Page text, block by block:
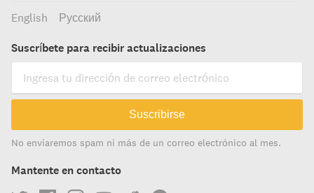
English Русский
Suscríbete para recibir actualizaciones
Suscribirse
No enviaremos spam ni más de un correo electrónico al mes.
Mantente en contacto